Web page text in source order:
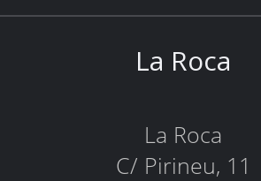
La Roca
La Roca
C/ Pirineu, 11